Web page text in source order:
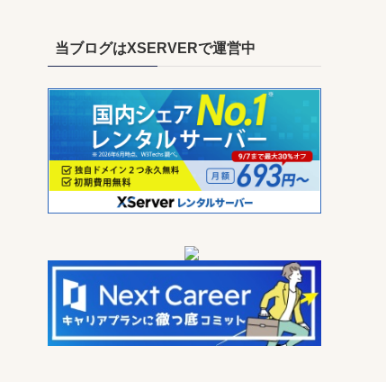
当ブログはXSERVERで運営中